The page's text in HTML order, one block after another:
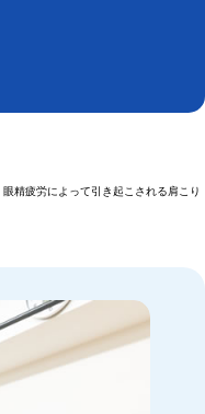
精疲労によって引き起こされる肩こり